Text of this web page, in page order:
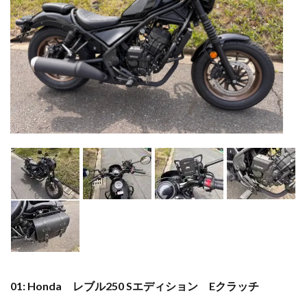
01: Honda レブル250 Sエディション Eクラッチ